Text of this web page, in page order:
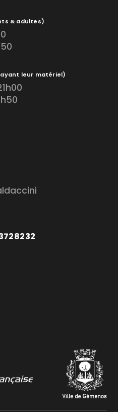
& adultes)
leur matériel)